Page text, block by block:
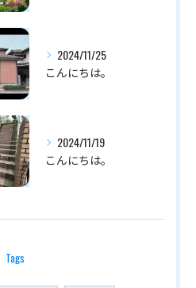
2024/11/25
こんにちは。
2024/11/19
こんにちは。
Tags